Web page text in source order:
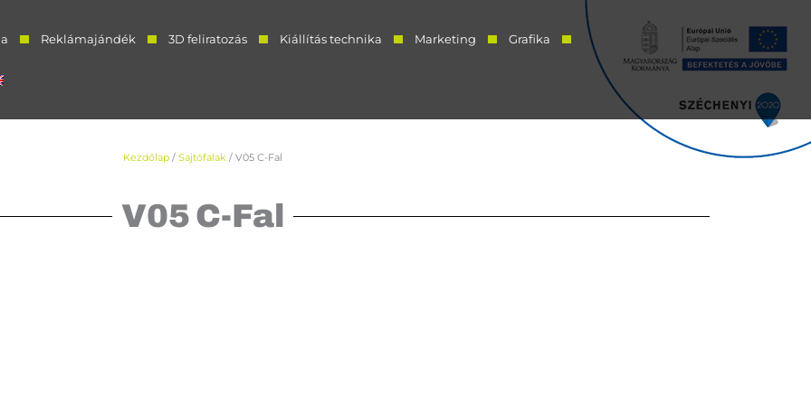
Reklámajándék 3D feliratozás Kiállítás technika Marketing Grafika
Kezdőlap / Sajtófalak / V05 C-Fal
V05 C-Fal